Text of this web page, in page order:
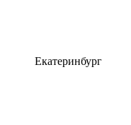
Екатеринбург